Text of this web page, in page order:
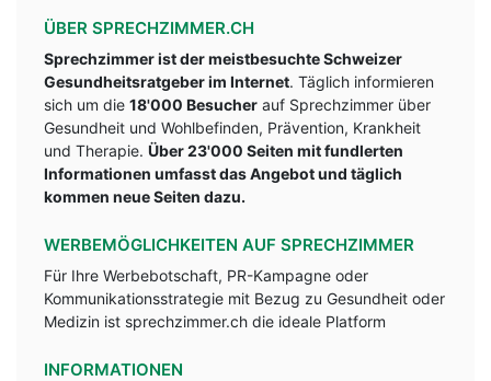
ÜBER SPRECHZIMMER.CH
Sprechzimmer ist der meistbesuchte Schweizer
Gesundheitsratgeber im Internet. Täglich informieren
sich um die 18'000 Besucher auf Sprechzimmer über
Gesundheit und Wohlbefinden, Prävention, Krankheit
und Therapie. Über 23'000 Seiten mit fundlerten
Informationen umfasst das Angebot und täglich
kommen neue Seiten dazu.
WERBEMÖGLICHKEITEN AUF SPRECHZIMMER
Für Ihre Werbebotschaft, PR-Kampagne oder
Kommunikationsstrategie mit Bezug zu Gesundheit oder
Medizin ist sprechzimmer.ch die ideale Platform
INFORMATIONEN